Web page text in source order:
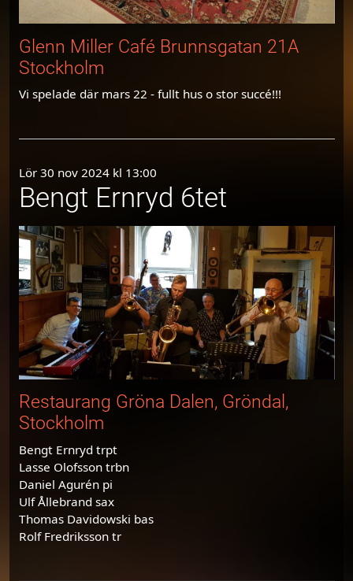
Glenn Miller Café Brunnsgatan 21A
Stockholm
Vi spelade där mars 22 - fullt hus o stor succé!!!
Lör 30 nov 2024 kl 13:00
Bengt Ernryd 6tet
Restaurang Gröna Dalen, Gröndal,
Stockholm
Bengt Ernryd trpt
Lasse Olofsson trbn
Daniel Agurén pi
Ulf Ållebrand sax
Thomas Davidowski bas
Rolf Fredriksson tr